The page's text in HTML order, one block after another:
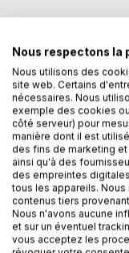
Ajouter à ma liste
Laisser un avis
DESCRIPTION
Nous respectons la
Nous utilisons des
site web. Certains
nécessaires. Nous
exemple des cookies
côté serveur) pour
manière dont il est
des fins de marketing
ainsi qu'à des
des empreintes
tous les appareils.
contenus tiers
Nous n'avons aucune
et sur un éventuel
vous acceptez les